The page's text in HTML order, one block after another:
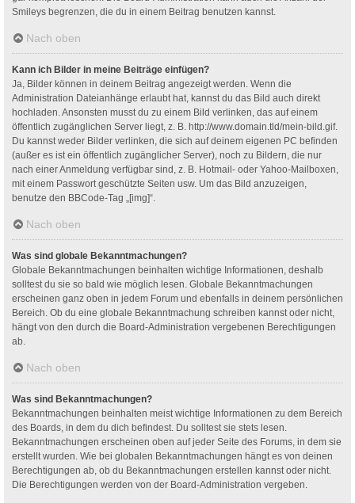
Smileys begrenzen, die du in einem Beitrag benutzen kannst.
Nach oben
Kann ich Bilder in meine Beiträge einfügen?
Ja, Bilder können in deinem Beitrag angezeigt werden. Wenn die
Administration Dateianhänge erlaubt hat, kannst du das Bild auch direkt
hochladen. Ansonsten musst du zu einem Bild verlinken, das auf einem
öffentlich zugänglichen Server liegt, z. B. http://www.domain.tld/mein-bild.gif.
Du kannst weder Bilder verlinken, die sich auf deinem eigenen PC befinden
(außer es ist ein öffentlich zugänglicher Server), noch zu Bildern, die nur
nach einer Anmeldung verfügbar sind, z. B. Hotmail- oder Yahoo-Mailboxen,
mit einem Passwort geschützte Seiten usw. Um das Bild anzuzeigen,
benutze den BBCode-Tag „[img]“.
Nach oben
Was sind globale Bekanntmachungen?
Globale Bekanntmachungen beinhalten wichtige Informationen, deshalb
solltest du sie so bald wie möglich lesen. Globale Bekanntmachungen
erscheinen ganz oben in jedem Forum und ebenfalls in deinem persönlichen
Bereich. Ob du eine globale Bekanntmachung schreiben kannst oder nicht,
hängt von den durch die Board-Administration vergebenen Berechtigungen
ab.
Nach oben
Was sind Bekanntmachungen?
Bekanntmachungen beinhalten meist wichtige Informationen zu dem Bereich
des Boards, in dem du dich befindest. Du solltest sie stets lesen.
Bekanntmachungen erscheinen oben auf jeder Seite des Forums, in dem sie
erstellt wurden. Wie bei globalen Bekanntmachungen hängt es von deinen
Berechtigungen ab, ob du Bekanntmachungen erstellen kannst oder nicht.
Die Berechtigungen werden von der Board-Administration vergeben.